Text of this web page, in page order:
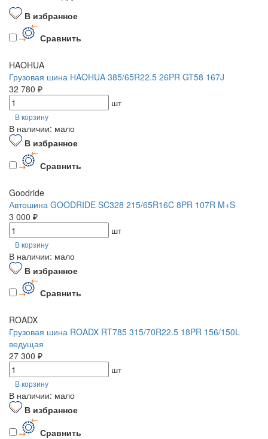
В избранное
Сравнить
HAOHUA
Грузовая шина HAOHUA 385/65R22.5 26PR GT58 167J
32 780 ₽
шт
В корзину
В наличии: мало
В избранное
Сравнить
Goodride
Автошина GOODRIDE SC328 215/65R16C 8PR 107R M+S
3 000 ₽
шт
В корзину
В наличии: мало
В избранное
Сравнить
ROADX
Грузовая шина ROADX RT785 315/70R22.5 18PR 156/150L
ведущая
27 300 ₽
шт
В корзину
В наличии: мало
В избранное
Сравнить